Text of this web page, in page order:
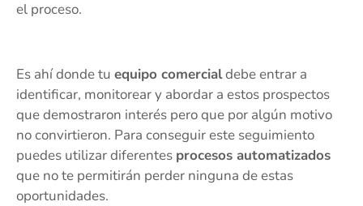
el proceso.
Es ahí donde tu equipo comercialdebe entrar a
identificar, monitorear y abordar a estos prospectos
que demostraron interés pero que por algún motivo
no convirtieron. Para conseguir este seguimiento
puedes utilizar diferentes procesos automatizados
que no te permitirán perder ninguna de estas
oportunidades.